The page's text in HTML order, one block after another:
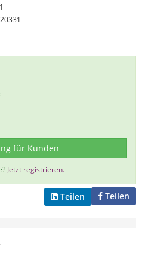
für Kunden
Jetzt registrieren.
Teilen
Teilen